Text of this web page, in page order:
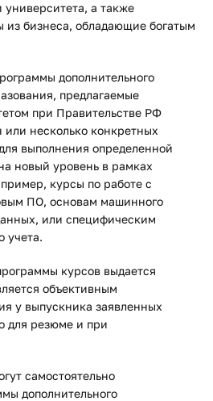
университета, а также
из бизнеса, обладающие богатым
дополнительного
предлагаемые
при Правительстве РФ
или несколько конкретных
выполнения определенной
новый уровень в рамках
курсы по работе с
ПО, основам машинного
или специфическим
учета.
курсов выдается
объективным
у выпускника заявленных
для резюме и при
самостоятельно
дополнительного